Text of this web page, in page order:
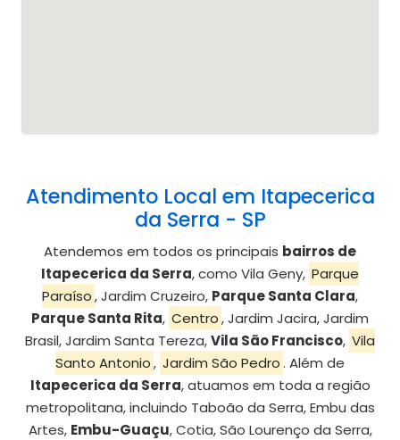
Atendimento Local em Itapecerica
da Serra - SP
Atendemos em todos os principais bairros de
Itapecerica da Serra, como Vila Geny, Parque
Paraíso, Jardim Cruzeiro, Parque Santa Clara,
Parque Santa Rita, Centro, Jardim Jacira, Jardim
Brasil, Jardim Santa Tereza,Vila São Francisco, Vila
Santo Antonio, Jardim São Pedro. Além de
Itapecerica da Serra, atuamos em toda a região
metropolitana, incluindo Taboão da Serra, Embu das
Artes, Embu-Guaçu, Cotia, São Lourenço da Serra,